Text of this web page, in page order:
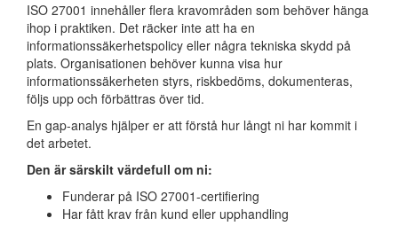
ISO 27001 innehåller flera kravområden som behöver hänga
ihop i praktiken. Det räcker inte att ha en
informationssäkerhetspolicy eller några tekniska skydd på
plats. Organisationen behöver kunna visa hur
informationssäkerheten styrs, riskbedöms, dokumenteras,
följs upp och förbättras över tid.
En gap-analys hjälper er att förstå hur långt ni har kommit i
det arbetet.
Den är särskilt värdefull om ni:
Funderar på ISO 27001-certifiering
Har fått krav från kund eller upphandling